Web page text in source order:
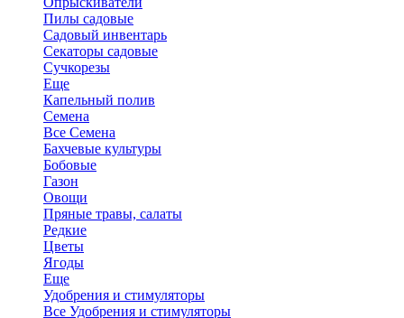
Пилы садовые
Садовый инвентарь
Секаторы садовые
Сучкорезы
Еще
Капельный полив
Семена
Все Семена
Бахчевые культуры
Бобовые
Газон
Овощи
Пряные травы, салаты
Редкие
Цветы
Ягоды
Еще
Удобрения и стимуляторы
Все Удобрения и стимуляторы